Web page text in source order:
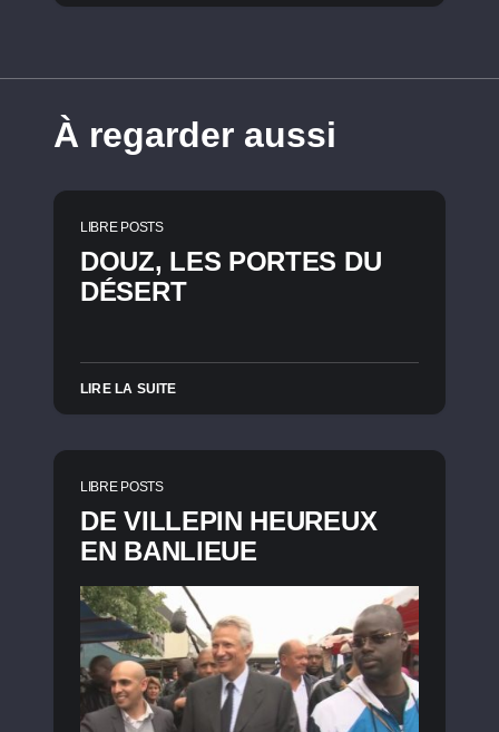
À regarder aussi
LIBRE POSTS
DOUZ, LES PORTES DU
DÉSERT
LIRE LA SUITE
LIBRE POSTS
DE VILLEPIN HEUREUX
EN BANLIEUE